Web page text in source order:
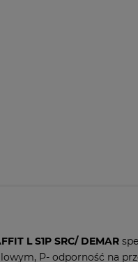
L S1P SRC/ DEMAR
P- odporność na